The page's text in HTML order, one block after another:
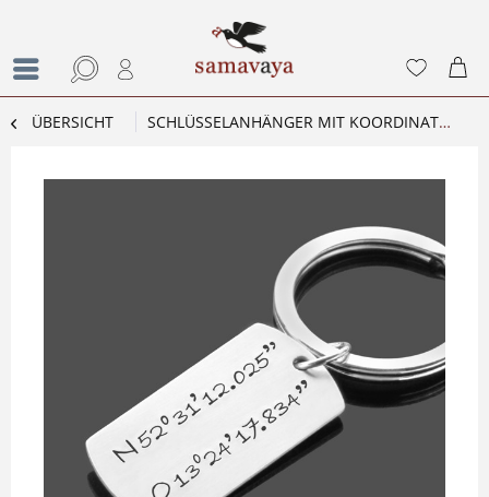
ÜBERSICHT SCHLÜSSELANHÄNGER MIT KOORDINATEN GEO TAG ANHÄNGER MIT GRAVUR